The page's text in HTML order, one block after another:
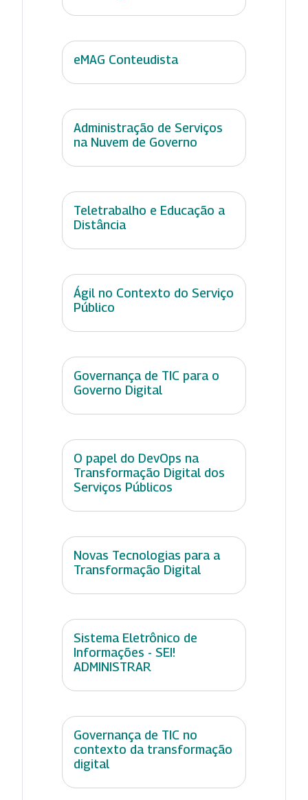
eMAG Conteudista
Administração de Serviços
na Nuvem de Governo
Teletrabalho e Educação a
Distância
Ágil no Contexto do Serviço
Público
Governança de TIC para o
Governo Digital
O papel do DevOps na
Transformação Digital dos
Serviços Públicos
Novas Tecnologias para a
Transformação Digital
Sistema Eletrônico de
Informações - SEI!
ADMINISTRAR
Governança de TIC no
contexto da transformação
digital